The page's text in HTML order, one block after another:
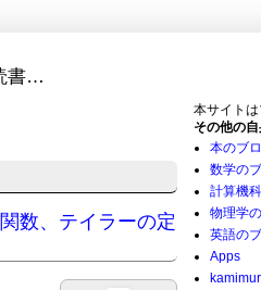
書…
数、テイラーの定
本サイトは
その他の
本のブ
数学の
計算機
物理学
英語の
Apps